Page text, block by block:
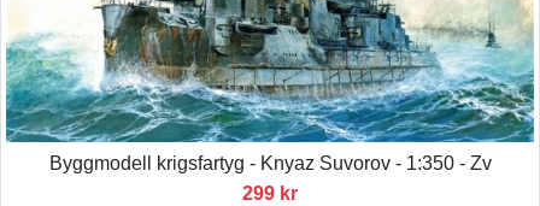
Byggmodell krigsfartyg - Knyaz Suvorov - 1:350 - Zv
299 kr